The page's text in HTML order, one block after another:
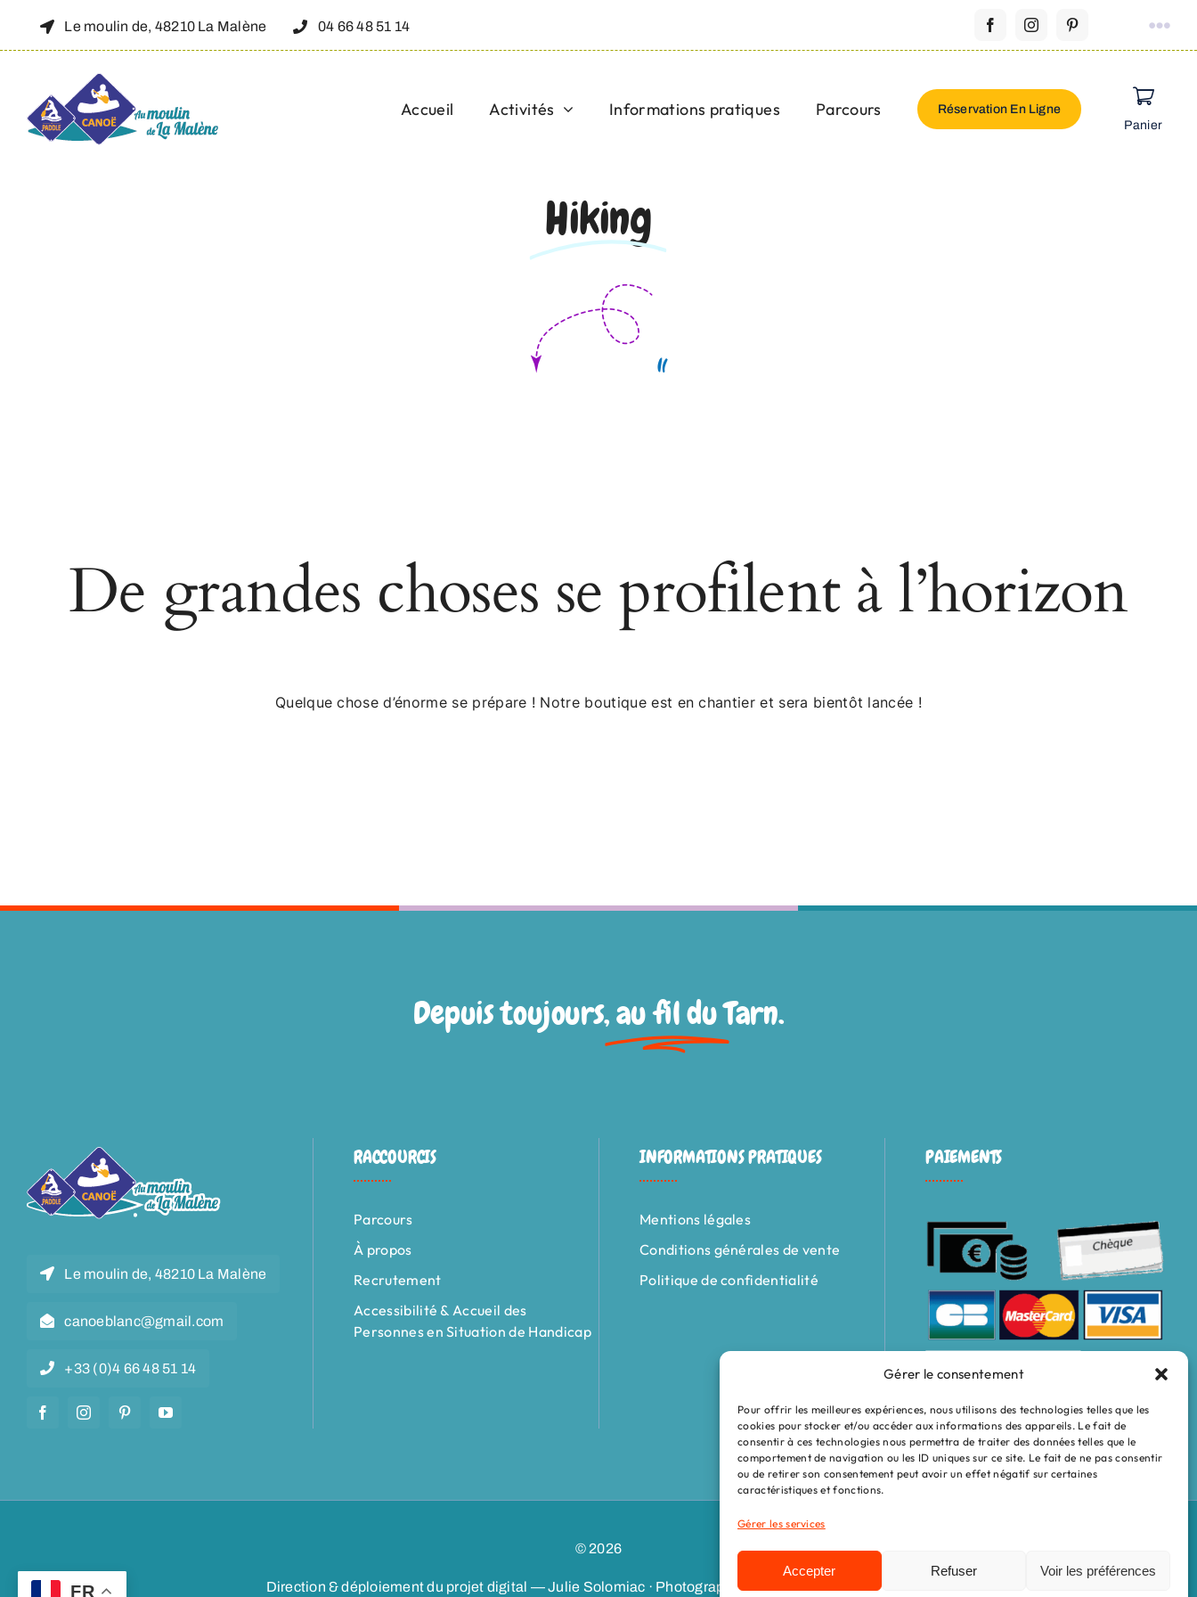
Gérer le consentement
Pour offrir les meilleures expériences, nous utilisons des technologies telles que les
cookies pour stocker et/ou accéder aux informations des appareils. Le fait de
consentir à ces technologies nous permettra de traiter des données telles que le
comportement de navigation ou les ID uniques sur ce site. Le fait de ne pas consentir
ou de retirer son consentement peut avoir un effet négatif sur certaines
caractéristiques et fonctions.
Gérer les services
Accepter Refuser Voir les préférences
content
Le moulin de, 48210 La Malène 04 66 48 51 14
Accueil Activités Informations pratiques Parcours
Réservation En Ligne
Panier
Hiking
De grandes choses se profilent à l’horizon
Quelque chose d’énorme se prépare ! Notre boutique est en chantier et sera bientôt lancée !
Depuis toujours,au fil duTarn.
Le moulin de, 48210 La Malène
canoeblanc@gmail.com
+33 (0)4 66 48 51 14
RACCOURCIS
Parcours
À propos
Recrutement
Accessibilité & Accueil des
Personnes en Situation de Handicap
INFORMATIONS PRATIQUES
Mentions légales
Conditions générales de vente
Politique de confidentialité
PAIEMENTS
© 2026
Direction & déploiement du projet digital — Julie Solomiac · Photographe & vidéaste — Benoît Colomb
FR